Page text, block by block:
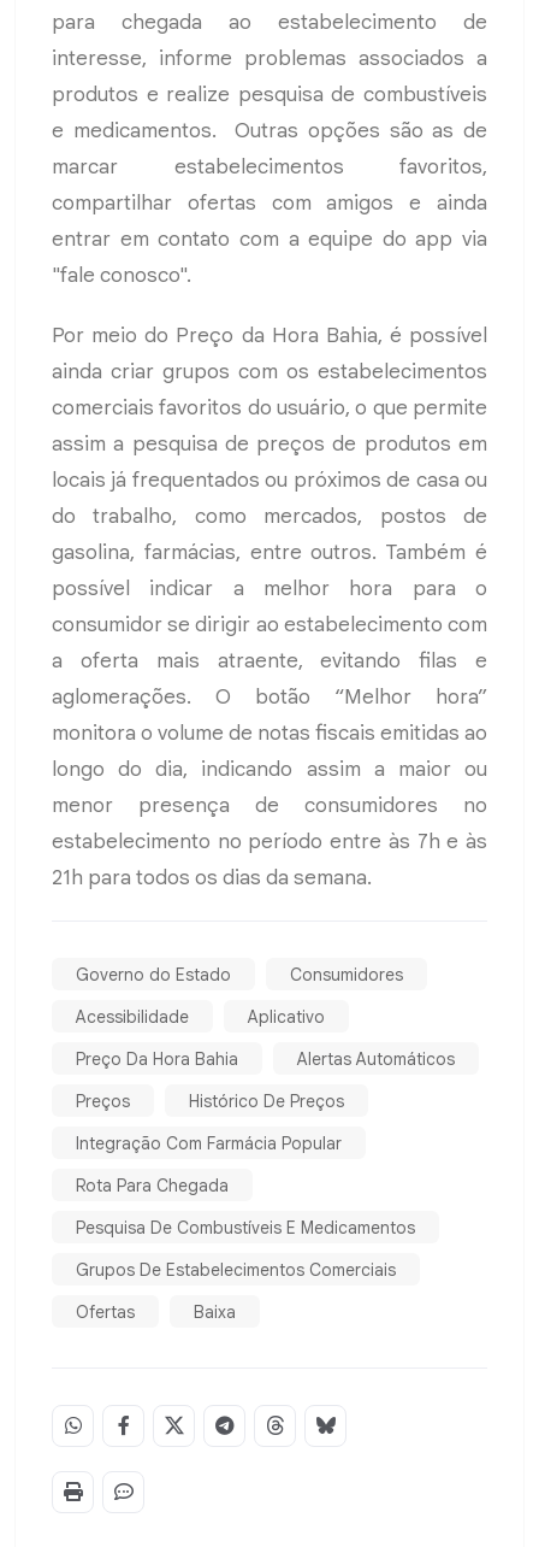
para chegada ao estabelecimento de
interesse, informe problemas associados a
produtos e realize pesquisa de combustíveis
e medicamentos. Outras opções são as de
marcar estabelecimentos favoritos,
compartilhar ofertas com amigos e ainda
entrar em contato com a equipe do app via
"fale conosco".
Por meio do Preço da Hora Bahia, é possível
ainda criar grupos com os estabelecimentos
comerciais favoritos do usuário, o que permite
assim a pesquisa de preços de produtos em
locais já frequentados ou próximos de casa ou
do trabalho, como mercados, postos de
gasolina, farmácias, entre outros. Também é
possível indicar a melhor hora para o
consumidor se dirigir ao estabelecimento com
a oferta mais atraente, evitando filas e
aglomerações. O botão “Melhor hora”
monitora o volume de notas fiscais emitidas ao
longo do dia, indicando assim a maior ou
menor presença de consumidores no
estabelecimento no período entre às 7h e às
21h para todos os dias da semana.
Governo do Estado
Consumidores
Acessibilidade
Aplicativo
Preço Da Hora Bahia
Alertas Automáticos
Preços
Histórico De Preços
Integração Com Farmácia Popular
Rota Para Chegada
Pesquisa De Combustíveis E Medicamentos
Grupos De Estabelecimentos Comerciais
Ofertas
Baixa